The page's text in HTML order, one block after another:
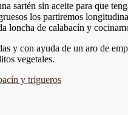
sartén sin aceite para que
los partiremos
loncha de calabacín y
y con ayuda de un aro de
vegetales.